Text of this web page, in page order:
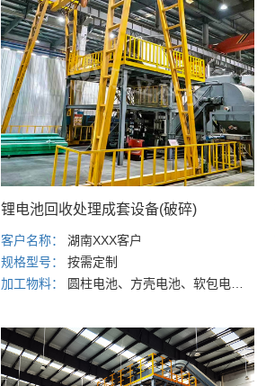
锂电池回收处理成套设备(破碎)
客户名称：湖南XXX客户
规格型号：按需定制
加工物料： 圆柱电池、方壳电池、软包电池、模组电池